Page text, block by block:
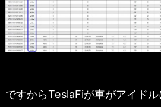
ですからTeslaFiが車がアイド